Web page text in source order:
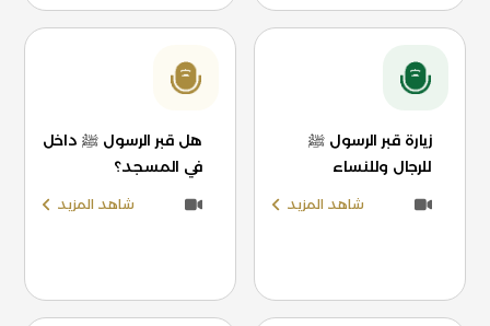
زيارة قبر الرسول ﷺ
للرجال وللنساء
شاهد المزيد
هل قبر الرسول ﷺ داخل
في المسجد؟
شاهد المزيد